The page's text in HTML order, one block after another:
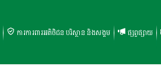
ការការពារអតិថិជន បរិស្ថាន និងសង្គម ផ្សព្វផ្សាយ